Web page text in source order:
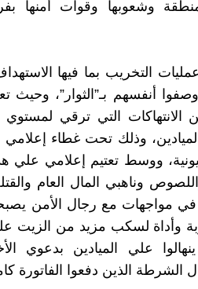
وشعوبها وقوات أمنها
التخريب بما فيها
أنفسهم بـ”الثوار”، وحيث
الانتهاكات التي ترقي لمستوي
وذلك تحت غطاء إعلامي
ووسط تعتيم إعلامي علي
وناهبي المال العام
مواجهات مع رجال الأمن
وأداة لسكب مزيد من الزيت
علي الميادين بدعوي
الشرطة الذين دفعوا الفاتورة